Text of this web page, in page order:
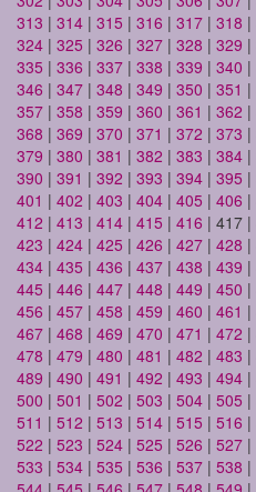
313 | 314 | 315 | 316 | 317 | 318 |
324 | 325 | 326 | 327 | 328 | 329 |
335 | 336 | 337 | 338 | 339 | 340 |
346 | 347 | 348 | 349 | 350 | 351 |
357 | 358 | 359 | 360 | 361 | 362 |
368 | 369 | 370 | 371 | 372 | 373 |
379 | 380 | 381 | 382 | 383 | 384 |
390 | 391 | 392 | 393 | 394 | 395 |
401 | 402 | 403 | 404 | 405 | 406 |
412 | 413 | 414 | 415 | 416 | 417 |
423 | 424 | 425 | 426 | 427 | 428 |
434 | 435 | 436 | 437 | 438 | 439 |
445 | 446 | 447 | 448 | 449 | 450 |
456 | 457 | 458 | 459 | 460 | 461 |
467 | 468 | 469 | 470 | 471 | 472 |
478 | 479 | 480 | 481 | 482 | 483 |
489 | 490 | 491 | 492 | 493 | 494 |
500 | 501 | 502 | 503 | 504 | 505 |
511 | 512 | 513 | 514 | 515 | 516 |
522 | 523 | 524 | 525 | 526 | 527 |
533 | 534 | 535 | 536 | 537 | 538 |